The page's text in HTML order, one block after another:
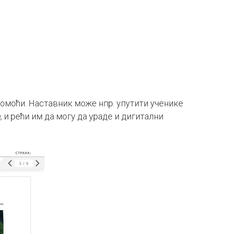
Наставник може нпр. упутити ученике
, и рећи им да могу да ураде и дигитални